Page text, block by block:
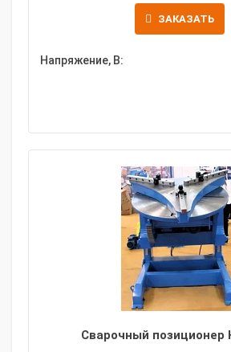
ЗАКАЗАТЬ
Напряжение, В:
Сварочный позиционер